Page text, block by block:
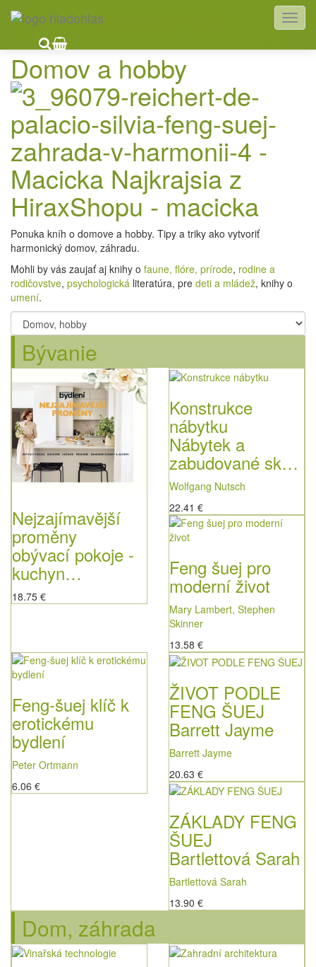
HladoHlas Knihy
Domov a hobby
Ponuka kníh o domove a hobby. Tipy a triky ako vytvoriť
harmonický domov, záhradu.
Mohli by vás zaujať aj knihy o faune, flóre, prírode, rodine a
rodičovstve, psychologická literatúra, pre deti a mládež, knihy o
umení.
Bývanie
Nejzajímavější
proměny
obývací pokoje -
kuchyn…
18.75 €
Konstrukce
nábytku
Nábytek a
zabudované sk…
Wolfgang Nutsch
22.41 €
Feng šuej pro
moderní život
Mary Lambert, Stephen
Skinner
13.58 €
Feng-šuej klíč k
erotickému
bydlení
Peter Ortmann
6.06 €
ŽIVOT PODLE
FENG ŠUEJ
Barrett Jayme
Barrett Jayme
20.63 €
ZÁKLADY FENG
ŠUEJ
Bartlettová Sarah
Bartlettová Sarah
13.90 €
Dom, záhrada